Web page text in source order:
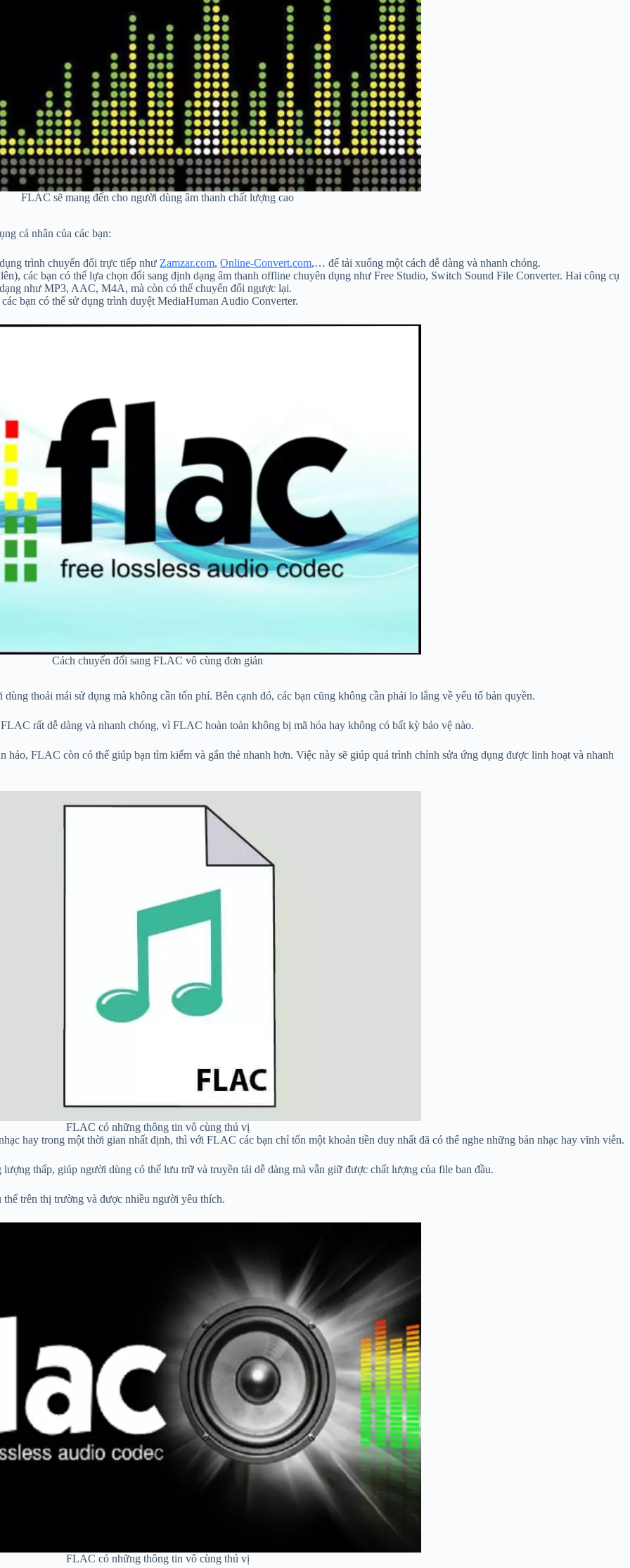
FLAC sẽ mang đến cho người dùng âm thanh chất lượng cao
cá nhân của các bạn:
trình chuyển đổi trực tiếp như Zamzar.com, Online-Convert.com,… để tải xuống một cách dễ dàng và nhanh chóng.
các bạn có thể lựa chọn đổi sang định dạng âm thanh offline chuyên dụng như Free Studio, Switch Sound File Converter. Hai công cụ
như MP3, AAC, M4A, mà còn có thể chuyển đổi ngược lại.
bạn có thể sử dụng trình duyệt MediaHuman Audio Converter.
Cách chuyển đổi sang FLAC vô cùng đơn giản
thoải mái sử dụng mà không cần tốn phí. Bên cạnh đó, các bạn cũng không cần phải lo lắng về yếu tố bản quyền.
rất dễ dàng và nhanh chóng, vì FLAC hoàn toàn không bị mã hóa hay không có bất kỳ bảo vệ nào.
hảo, FLAC còn có thể giúp bạn tìm kiếm và gắn thẻ nhanh hơn. Việc này sẽ giúp quá trình chỉnh sửa ứng dụng được linh hoạt và nhanh
FLAC có những thông tin vô cùng thú vị
hay trong một thời gian nhất định, thì với FLAC các bạn chỉ tốn một khoản tiền duy nhất đã có thể nghe những bản nhạc hay vĩnh viễn.
thấp, giúp người dùng có thể lưu trữ và truyền tải dễ dàng mà vẫn giữ được chất lượng của file ban đầu.
trên thị trường và được nhiều người yêu thích.
FLAC có những thông tin vô cùng thú vị